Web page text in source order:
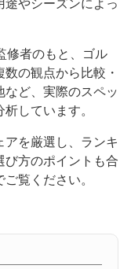
途やシーズンによっ
修者のもと、ゴル
の観点から比較・
ど、実際のスペッ
しています。
アを厳選し、ランキ
び方のポイントも合
覧ください。